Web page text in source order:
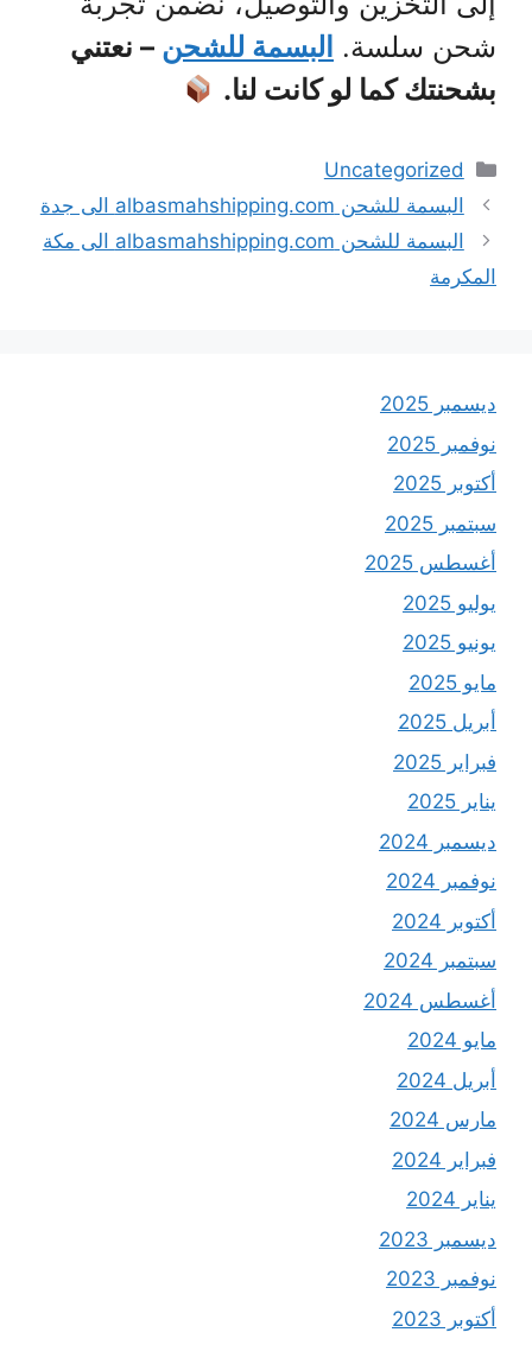
شحن سلسة. البسمة للشحن – نعتني
بشحنتك كما لو كانت لنا.
التصنيفات
Uncategorized
البسمة للشحن albasmahshipping.com الى جدة
البسمة للشحن albasmahshipping.com الى مكة
المكرمة
ديسمبر 2025
نوفمبر 2025
أكتوبر 2025
سبتمبر 2025
أغسطس 2025
يوليو 2025
يونيو 2025
مايو 2025
أبريل 2025
فبراير 2025
يناير 2025
ديسمبر 2024
نوفمبر 2024
أكتوبر 2024
سبتمبر 2024
أغسطس 2024
مايو 2024
أبريل 2024
مارس 2024
فبراير 2024
يناير 2024
ديسمبر 2023
نوفمبر 2023
أكتوبر 2023